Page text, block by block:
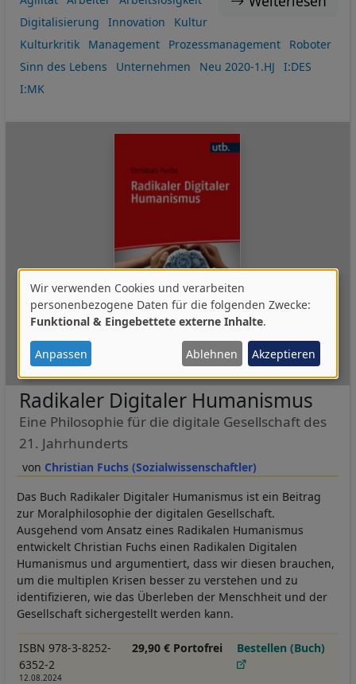
Digitalisierung
Innovation
Kultur
Kulturkritik
Management Prozessmanagement
Roboter
Sinn des Lebens
Unternehmen Neu 2020-1.HJ
I:DES
I:MK
,Deutsch
Uni-Taschenbücher GmbH (UTB)
Christian Fuchs (Sozialwissenschaftler)
Radikaler Digitaler Humanismus
Eine Philosophie für die digitale Gesellschaft des
21. Jahrhunderts
Das Buch Radikaler Digitaler Humanismus ist ein Beitrag
zur Moralphilosophie der digitalen Gesellschaft.
Ausgehend vom Ansatz eines Radikalen Humanismus
entwickelt Christian Fuchs einen Radikalen Digitalen
Humanismus und argumentiert, dass wir diesen brauchen,
um die multiplen Krisen besser zu verstehen und zu
identifizieren, wie das Überleben der Menschheit und der
Gesellschaft sichergestellt werden kann.
ISBN 978-3-8252-
6352-2
12.08.2024
29,90 € Portofrei Bestellen (Buch)
Verwendung
von
personenbezogenen
Daten
und
Cookies
Wir verwenden Cookies und verarbeiten
personenbezogene Daten für die folgenden Zwecke:
Funktional & Eingebettete externe Inhalte.
Anpassen Ablehnen Akzeptieren